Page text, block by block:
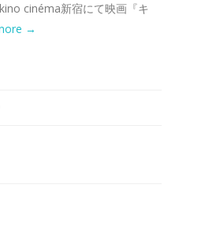
cinéma新宿にて映画『キ
→